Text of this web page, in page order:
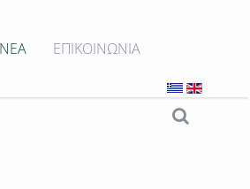
ΝΕΑ ΕΠΙΚΟΙΝΩΝΙΑ